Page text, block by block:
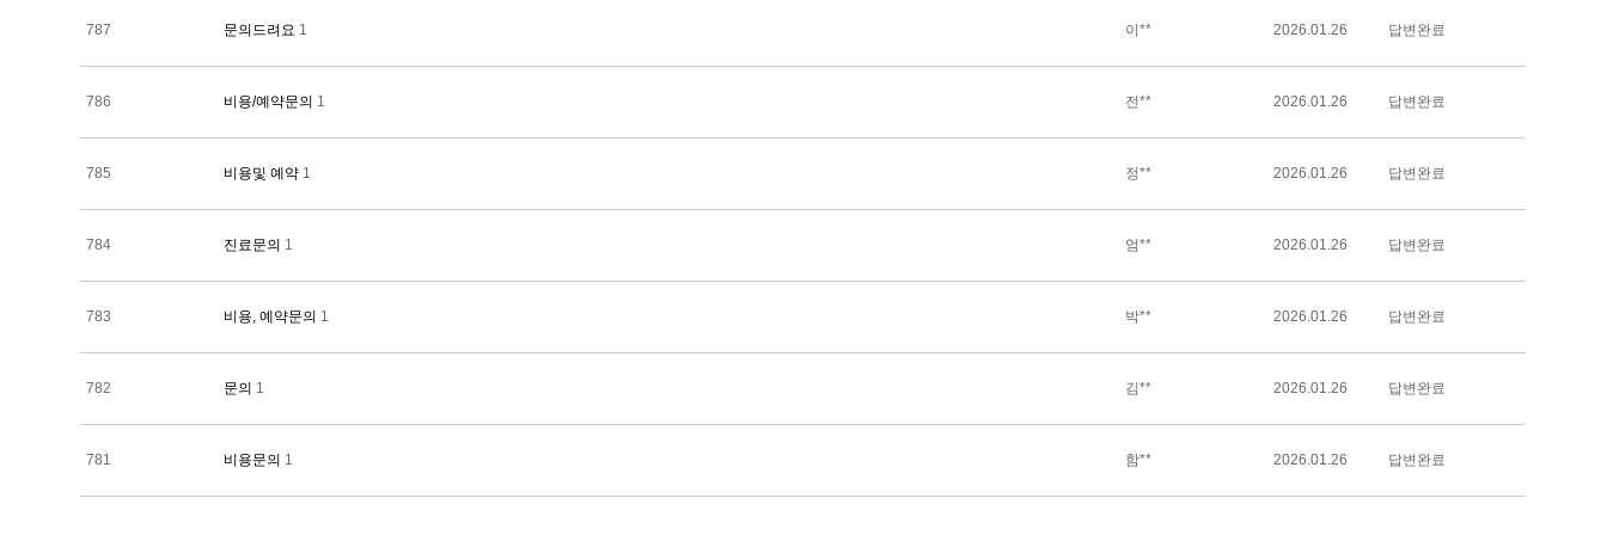
787 문의드려요 1 이** 2026.01.26 답변완료
786 비용/예약문의 1 전** 2026.01.26 답변완료
785 비용및 예약 1 정** 2026.01.26 답변완료
784 진료문의 1 엄** 2026.01.26 답변완료
783 비용, 예약문의 1 박** 2026.01.26 답변완료
782 문의 1 김** 2026.01.26 답변완료
781 비용문의 1 함** 2026.01.26 답변완료